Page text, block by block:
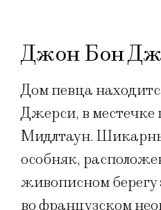
Джон Бон
Дом певца
Джерси, в местечке
Мидлтаун.
особняк,
живописном берегу
во французском